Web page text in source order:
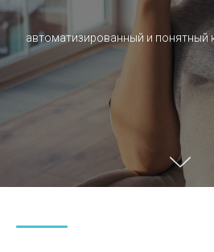
автоматизированный и понятный